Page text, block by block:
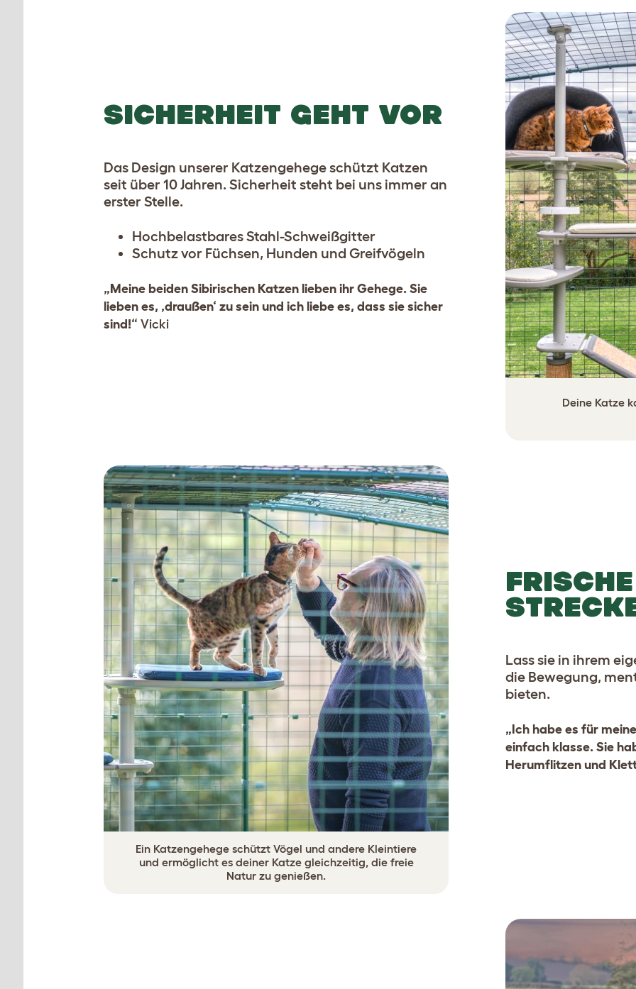
SICHERHEIT GEHT VOR
Deine Katze
Das Design unserer Katzengehege schützt Katzen
seit über 10 Jahren. Sicherheit steht bei uns immer an
erster Stelle.
Hochbelastbares Stahl-Schweißgitter
Schutz vor Füchsen, Hunden und Greifvögeln
„Meine beiden Sibirischen Katzen lieben ihr Gehege. Sie
lieben es, ‚draußen‘ zu sein und ich liebe es, dass sie sicher
sind!“ Vicki
Ein Katzengehege schützt Vögel und andere Kleintiere
und ermöglicht es deiner Katze gleichzeitig, die freie
Natur zu genießen.
Lass sie in ihrem
die Bewegung,
bieten.
„Ich habe es für
einfach klasse. Sie
Herumflitzen und